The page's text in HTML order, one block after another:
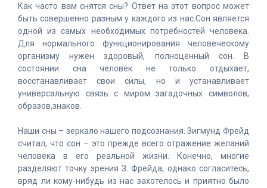
Как часто вам снятся сны? Ответ на этот вопрос может
быть совершенно разным у каждого из нас.Сон является
одной из самых необходимых потребностей человека.
Для нормального функционирования человеческому
организму нужен здоровый, полноценный сон. В
состоянии сна человек не только отдыхает,
восстанавливает свои силы, но и устанавливает
универсальную связь с миром загадочных символов,
образов,знаков.
Наши сны – зеркало нашего подсознания. Зигмунд Фрейд
считал, что сон – это прежде всего отражение желаний
человека в его реальной жизни. Конечно, многие
разделяют точку зрения З. Фрейда, однако согласитесь,
вряд ли кому-нибудь из нас захотелось и приятно было